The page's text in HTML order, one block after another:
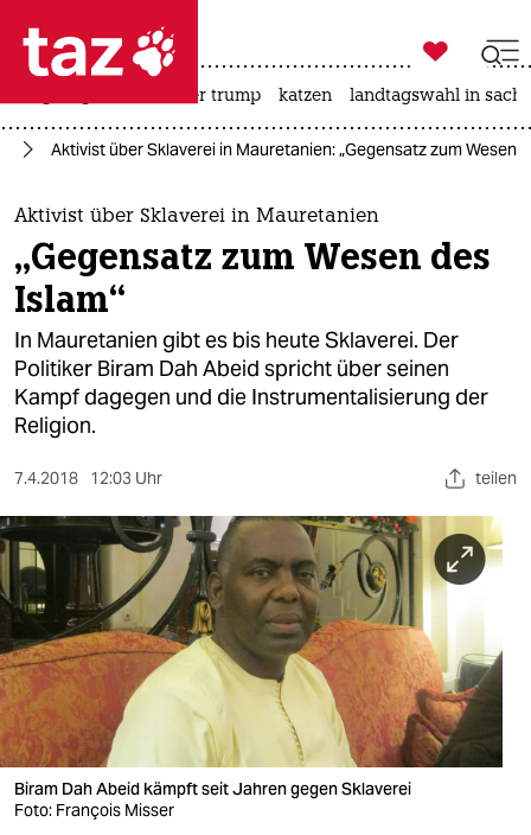
 taz zahl ich
taz zahl ich
themen
politik
öko
gesellschaft
kultur
sport
berlin
nord
wahrheit
verlag
verlag
veranstaltungen

taz zahl ich
usa unter trump katzen landtagswahl in
Aktivist über Sklaverei in Mauretanien: „Gegensatz zum Wesen
Aktivist über Sklaverei in Mauretanien
„Gegensatz zum Wesen des
Islam“
In Mauretanien gibt es bis heute Sklaverei. Der
Politiker Biram Dah Abeid spricht über seinen
Kampf dagegen und die Instrumentalisierung der
Religion.
7.4.2018 12:03 Uhr teilen
Biram Dah Abeid kämpft seit Jahren gegen Sklaverei
Foto: François Misser